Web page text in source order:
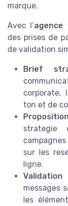
marque.
Avec l’agence
des prises de
de validation
Brief
corporate,
ton et de
strategie
sur les
ligne.
messages
les